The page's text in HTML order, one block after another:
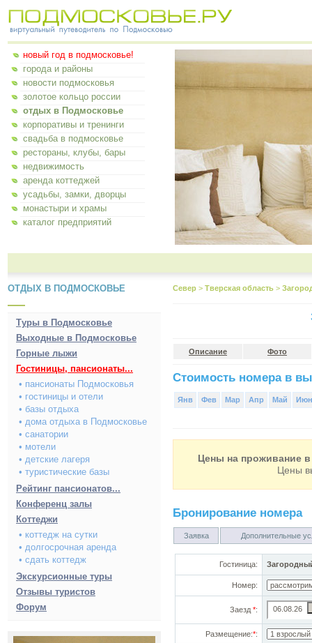
новый год в подмосковье!
города и районы
новости подмосковья
золотое кольцо россии
отдых в Подмосковье
корпоративы и тренинги
свадьба в подмосковье
рестораны, клубы, бары
недвижимость
аренда коттеджей
усадьбы, замки, дворцы
монастыри и храмы
каталог предприятий
ОТДЫХ В ПОДМОСКОВЬЕ
Туры в Подмосковье
Выходные в Подмосковье
Горные лыжи
Гостиницы, пансионаты...
• пансионаты Подмосковья
• гостиницы и отели
• базы отдыха
• дома отдыха в Подмосковье
• санатории
• мотели
• детские лагеря
• туристические базы
Рейтинг пансионатов...
Конференц залы
Коттеджи
• коттедж на сутки
• долгосрочная аренда
• сдать коттедж
Экскурсионные туры
Отзывы туристов
Форум
Север > Тверская область >
Описание Фото
Стоимость номера в
Янв Фев Мар Апр Май Июн
Цены на проживание в
Цены
Бронирование номера
Заявка Дополнительные
Гостиница:
Номер:
Заезд *:
Размещение:*: